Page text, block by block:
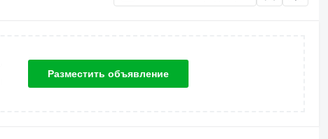
Разместить объявление